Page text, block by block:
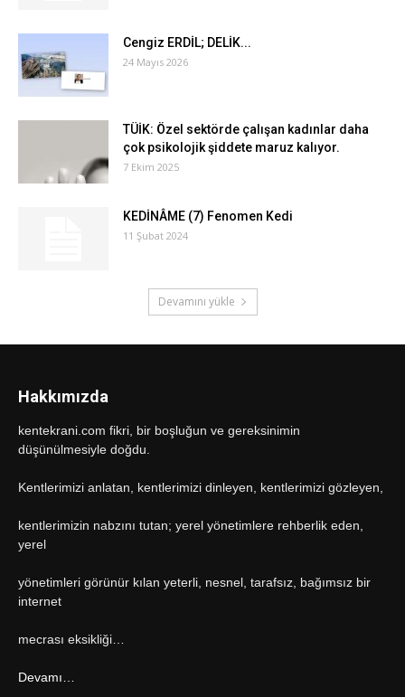
Cengiz ERDİL; DELİK...
24 Mayıs 2026
TÜİK: Özel sektörde çalışan kadınlar daha
çok psikolojik şiddete maruz kalıyor.
7 Ekim 2025
KEDİNÂME (7) Fenomen Kedi
11 Şubat 2024
Devamını yükle
Hakkımızda
kentekrani.com fikri, bir boşluğun ve gereksinimin
düşünülmesiyle doğdu.
Kentlerimizi anlatan, kentlerimizi dinleyen, kentlerimizi gözleyen,
kentlerimizin nabzını tutan; yerel yönetimlere rehberlik eden,
yerel
yönetimleri görünür kılan yeterli, nesnel, tarafsız, bağımsız bir
internet
mecrası eksikliği…
Devamı…